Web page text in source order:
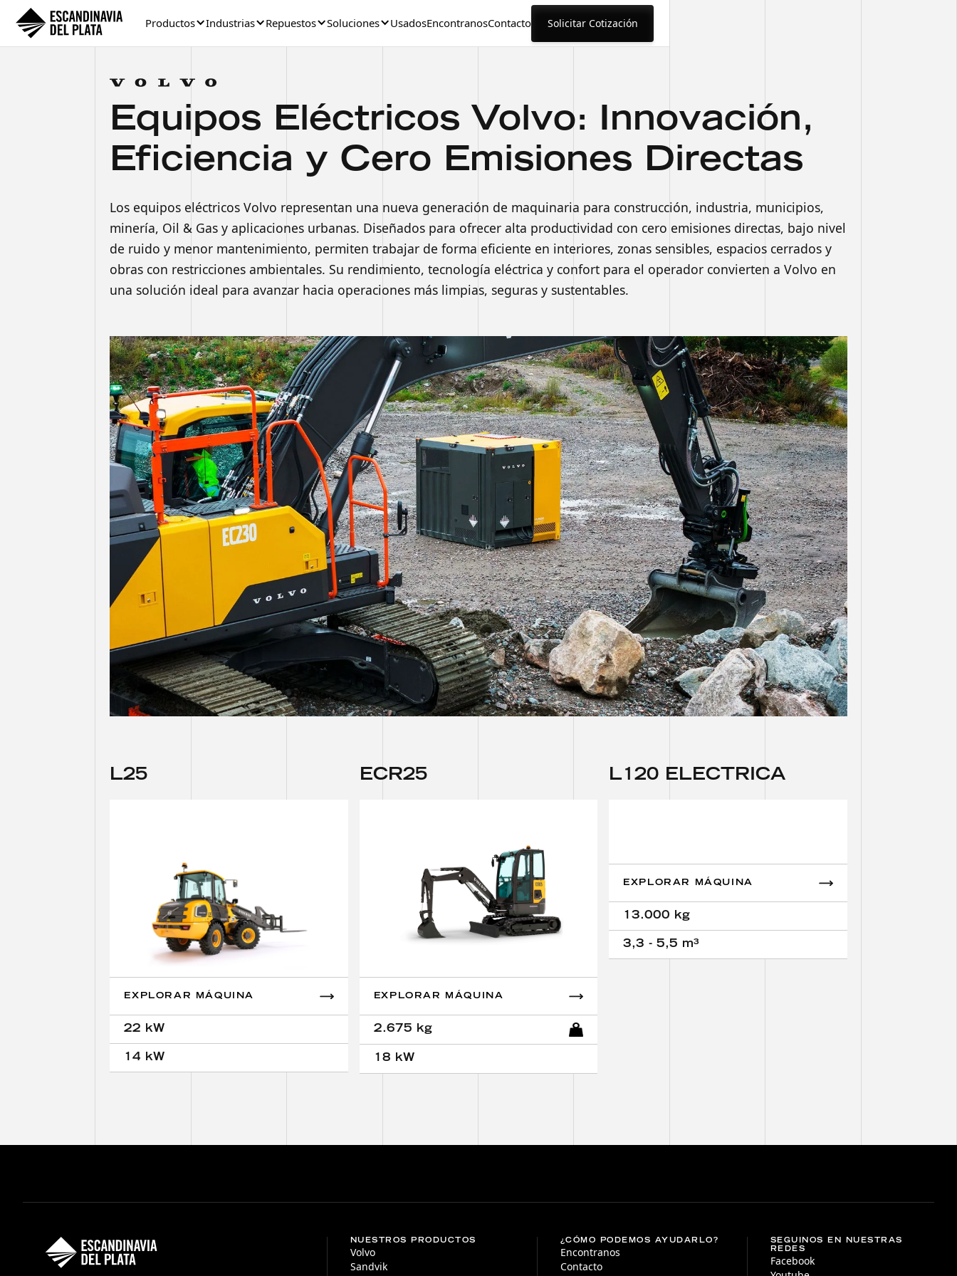
Productos Industrias Repuestos Soluciones UsadosEncontranosContacto Solicitar Cotización
Equipos Eléctricos Volvo: Innovación,
Eficiencia y Cero Emisiones Directas
Los equipos eléctricos Volvo representan una nueva generación de maquinaria para construcción, industria, municipios,
minería, Oil & Gas y aplicaciones urbanas. Diseñados para ofrecer alta productividad con cero emisiones directas, bajo nivel
de ruido y menor mantenimiento, permiten trabajar de forma eficiente en interiores, zonas sensibles, espacios cerrados y
obras con restricciones ambientales. Su rendimiento, tecnología eléctrica y confort para el operador convierten a Volvo en
una solución ideal para avanzar hacia operaciones más limpias, seguras y sustentables.
L25
EXPLORAR MÁQUINA
22 kW
14 kW
ECR25
EXPLORAR MÁQUINA
2.675 kg
18 kW
L120 ELÉC T RICA
EXPLORAR MÁQUINA
13.000 kg
3,3 - 5,5 m³
NUESTROS PRODUCTOS
Volvo
Sandvik
¿CÓMO PODEMOS AYUDARLO?
Encontranos
Contacto
SEGUINOS EN NUESTRAS
REDES
Facebook